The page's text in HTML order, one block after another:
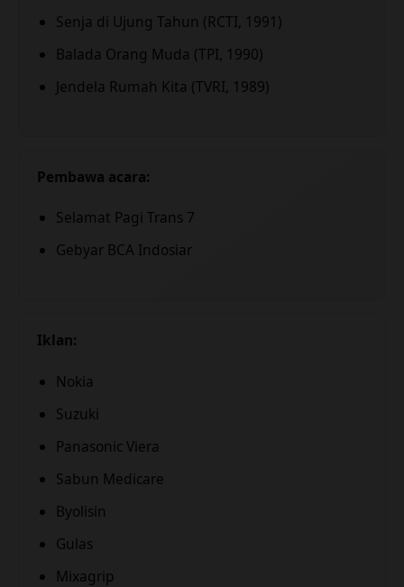
Senja di Ujung Tahun (RCTI, 1991)
Balada Orang Muda (TPI, 1990)
Jendela Rumah Kita (TVRI, 1989)
Pembawa acara:
Selamat Pagi Trans 7
Gebyar BCA Indosiar
Iklan:
Nokia
Suzuki
Panasonic Viera
Sabun Medicare
Byolisin
Gulas
Mixagrip